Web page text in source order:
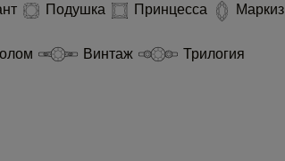
Подушка Принцесса Маркиз
Винтаж Трилогия